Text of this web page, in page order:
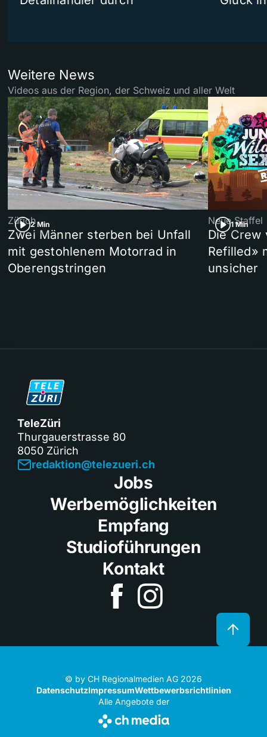
Weitere News
Videos aus der Region, der Schweiz und aller Welt
2 Min
Zürich
Zwei Männer sterben bei Unfall
mit gestohlenem Motorrad in
Oberengstringen
1 Min
Neue Staffel
Die Crew
Refilled»
unsicher
TeleZüri
Thurgauerstrasse 80
8050 Zürich
redaktion@telezueri.ch
Jobs
Werbemöglichkeiten
Empfang
Studioführungen
Kontakt
© by CH Regionalmedien AG 2026
DatenschutzImpressumWettbewerbsrichtlinien
Alle Angebote der